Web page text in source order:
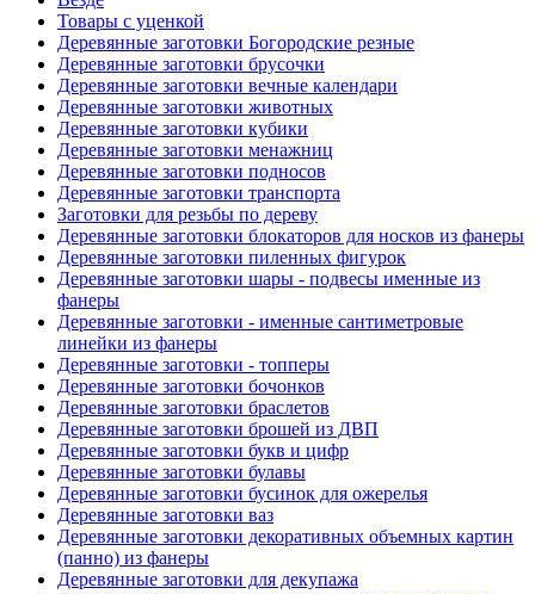
Товары с уценкой
Деревянные заготовки Богородские резные
Деревянные заготовки брусочки
Деревянные заготовки вечные календари
Деревянные заготовки животных
Деревянные заготовки кубики
Деревянные заготовки менажниц
Деревянные заготовки подносов
Деревянные заготовки транспорта
Заготовки для резьбы по дереву
Деревянные заготовки блокаторов для носков из фанеры
Деревянные заготовки пиленных фигурок
Деревянные заготовки шары - подвесы именные из
фанеры
Деревянные заготовки - именные сантиметровые
линейки из фанеры
Деревянные заготовки - топперы
Деревянные заготовки бочонков
Деревянные заготовки браслетов
Деревянные заготовки брошей из ДВП
Деревянные заготовки букв и цифр
Деревянные заготовки булавы
Деревянные заготовки бусинок для ожерелья
Деревянные заготовки ваз
Деревянные заготовки декоративных объемных картин
(панно) из фанеры
Деревянные заготовки для декупажа